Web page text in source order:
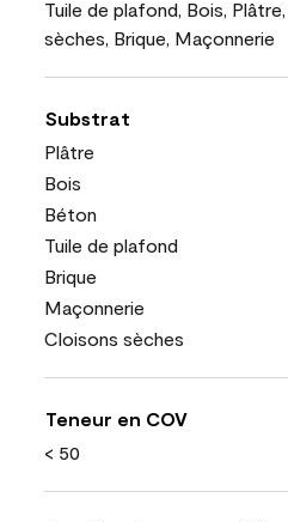
Tuile de plafond, Bois,
sèches, Brique, Maçonnerie
Substrat
Plâtre
Bois
Béton
Tuile de plafond
Brique
Maçonnerie
Cloisons sèches
Teneur en COV
< 50